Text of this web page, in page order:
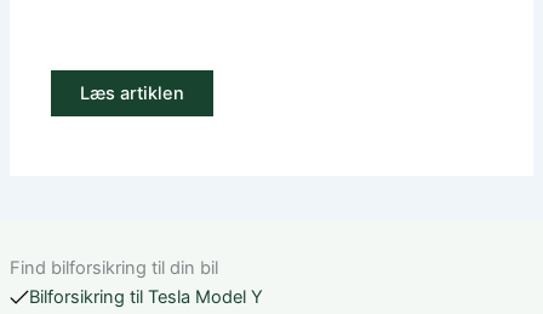
Læs artiklen
Find bilforsikring til din bil
Bilforsikring til Tesla Model Y